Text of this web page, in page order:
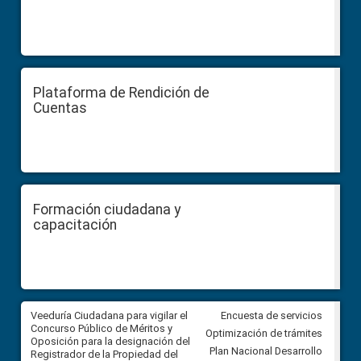
Plataforma de Rendición de
Cuentas
Formación ciudadana y
capacitación
Veeduría Ciudadana para vigilar el
Concurso Público de Méritos y
Oposición para la designación del
Registrador de la Propiedad del
Veeduría Ciudadana para
construcción del asfaltado de
Ballenita del cantón Santa
Encuesta de servicios
Optimización de trámites
Plan Nacional Desarrollo